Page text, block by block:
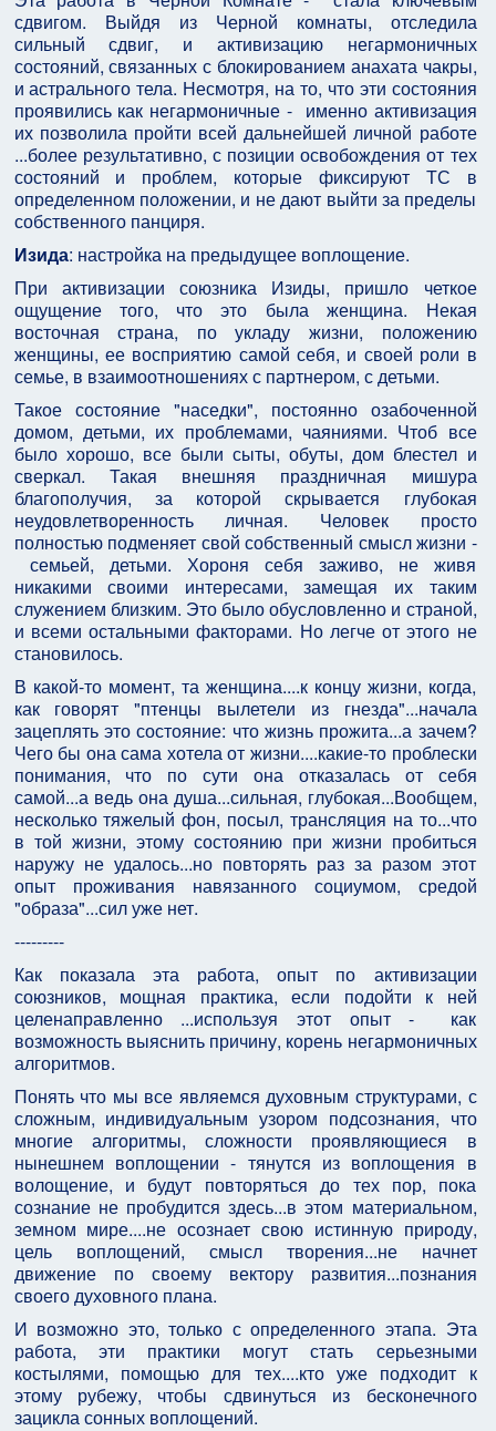
сдвигом. Выйдя из Черной комнаты, отследила
сильный сдвиг, и активизацию негармоничных
состояний, связанных с блокированием анахата чакры,
и астрального тела. Несмотря, на то, что эти состояния
проявились как негармоничные - именно активизация
их позволила пройти всей дальнейшей личной работе
...более результативно, с позиции освобождения от тех
состояний и проблем, которые фиксируют ТС в
определенном положении, и не дают выйти за пределы
собственного панциря.
Изида: настройка на предыдущее воплощение.
При активизации союзника Изиды, пришло четкое
ощущение того, что это была женщина. Некая
восточная страна, по укладу жизни, положению
женщины, ее восприятию самой себя, и своей роли в
семье, в взаимоотношениях с партнером, с детьми.
Такое состояние "наседки", постоянно озабоченной
домом, детьми, их проблемами, чаяниями. Чтоб все
было хорошо, все были сыты, обуты, дом блестел и
сверкал. Такая внешняя праздничная мишура
благополучия, за которой скрывается глубокая
неудовлетворенность личная. Человек просто
полностью подменяет свой собственный смысл жизни -
семьей, детьми. Хороня себя заживо, не живя
никакими своими интересами, замещая их таким
служением близким. Это было обусловленно и страной,
и всеми остальными факторами. Но легче от этого не
становилось.
В какой-то момент, та женщина....к концу жизни, когда,
как говорят "птенцы вылетели из гнезда"...начала
зацеплять это состояние: что жизнь прожита...а зачем?
Чего бы она сама хотела от жизни....какие-то проблески
понимания, что по сути она отказалась от себя
самой...а ведь она душа...сильная, глубокая...Вообщем,
несколько тяжелый фон, посыл, трансляция на то...что
в той жизни, этому состоянию при жизни пробиться
наружу не удалось...но повторять раз за разом этот
опыт проживания навязанного социумом, средой
"образа"...сил уже нет.
---------
Как показала эта работа, опыт по активизации
союзников, мощная практика, если подойти к ней
целенаправленно ...используя этот опыт - как
возможность выяснить причину, корень негармоничных
алгоритмов.
Понять что мы все являемся духовным структурами, с
сложным, индивидуальным узором подсознания, что
многие алгоритмы, сложности проявляющиеся в
нынешнем воплощении - тянутся из воплощения в
волощение, и будут повторяться до тех пор, пока
сознание не пробудится здесь...в этом материальном,
земном мире....не осознает свою истинную природу,
цель воплощений, смысл творения...не начнет
движение по своему вектору развития...познания
своего духовного плана.
И возможно это, только с определенного этапа. Эта
работа, эти практики могут стать серьезными
костылями, помощью для тех....кто уже подходит к
этому рубежу, чтобы сдвинуться из бесконечного
зацикла сонных воплощений.